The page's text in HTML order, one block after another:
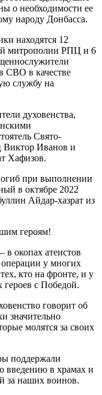
о необходимости ее
народу Донбасса.
находятся 12
митрополии РПЦ и 6
СВО в качестве
службу на
духовенства,
Свято-
Виктор Иванов и
Хафизов.
при выполнении
в октябре 2022
Айдар-хазрат из
героям!
окопах атеистов
у многих
кто на фронте, и у
героев с Победой.
говорит об
значительно
молятся за своих
поддержали
введению в храмах и
за наших воинов.